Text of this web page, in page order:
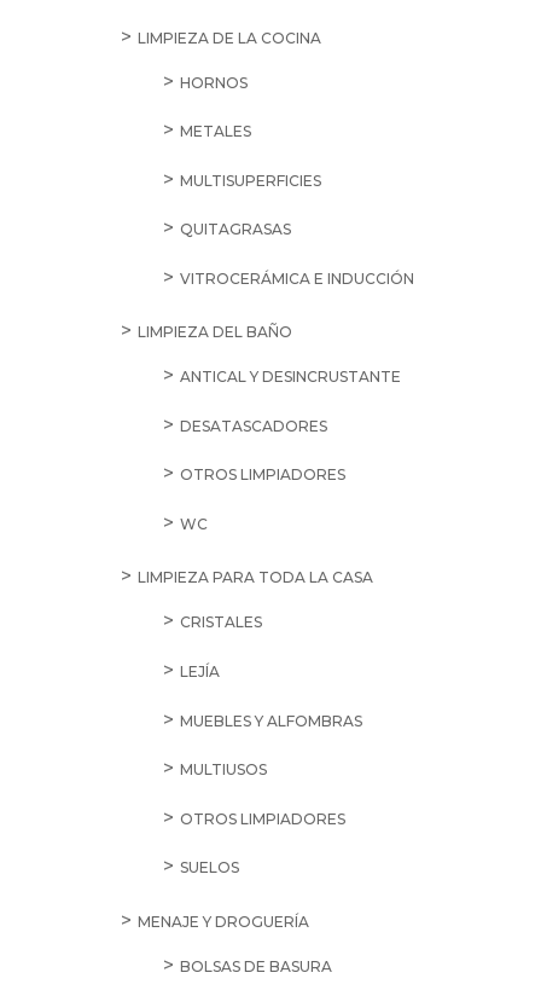
LIMPIEZA DE LA COCINA
HORNOS
METALES
MULTISUPERFICIES
QUITAGRASAS
VITROCERÁMICA E INDUCCIÓN
LIMPIEZA DEL BAÑO
ANTICAL Y DESINCRUSTANTE
DESATASCADORES
OTROS LIMPIADORES
WC
LIMPIEZA PARA TODA LA CASA
CRISTALES
LEJÍA
MUEBLES Y ALFOMBRAS
MULTIUSOS
OTROS LIMPIADORES
SUELOS
MENAJE Y DROGUERÍA
BOLSAS DE BASURA